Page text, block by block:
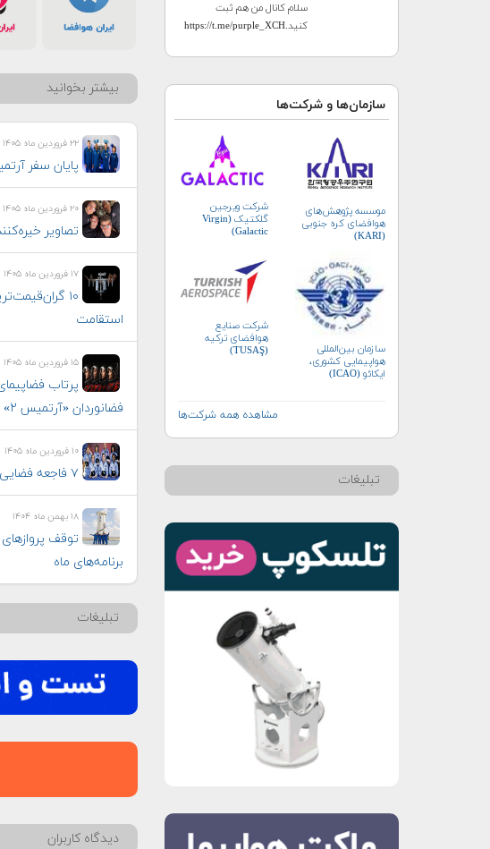
سلام کانال من هم ثبت
کنید.https://t.me/purple_XCH
سازمان‌ها و شرکت‌ها
موسسه پژوهش‌های
هوافضای کره جنوبی
(KARI)
شرکت ویرجین
گلکتیک (Virgin
Galactic)
سازمان بین‌المللی
هواپیمایی کشوری،
ایکائو (ICAO)
شرکت صنایع
هوافضای ترکیه
(TUSAŞ)
مشاهده همه شرکت‌ها
تبلیغات
بیشتر بخوانید
۲۲ فروردین ماه ۱۴۰۵
پایان سفر آرتمیس ۲، فرود در
۲۰ فروردین ماه ۱۴۰۵
تصاویر خیره‌کننده
۱۷ فروردین ماه ۱۴۰۵
۱۰
استقامت
۱۵ فروردین ماه ۱۴۰۵
فضانوردان «آرتمیس ۲» از زمین
۱۰ فروردین ماه ۱۴۰۵
۷ فاجعه فضایی که تا کنون رقم خورده است
۱۸ بهمن ماه ۱۴۰۴
برنامه‌های ماه
تبلیغات
دیدگاه کاربران